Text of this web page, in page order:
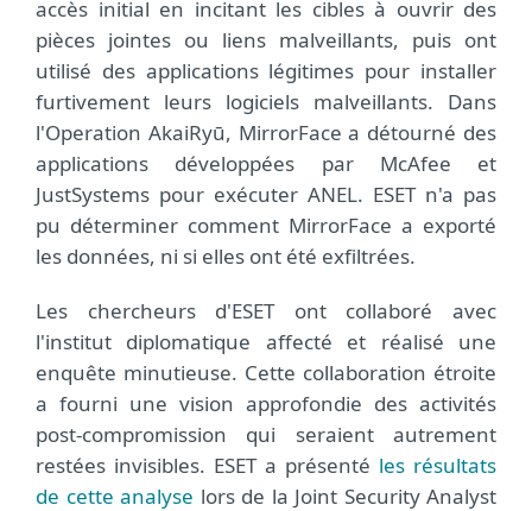
accès initial en incitant les cibles à ouvrir des
pièces jointes ou liens malveillants, puis ont
utilisé des applications légitimes pour installer
furtivement leurs logiciels malveillants. Dans
l'Operation AkaiRyū, MirrorFace a détourné des
applications développées par McAfee et
JustSystems pour exécuter ANEL. ESET n'a pas
pu déterminer comment MirrorFace a exporté
les données, ni si elles ont été exfiltrées.
Les chercheurs d'ESET ont collaboré avec
l'institut diplomatique affecté et réalisé une
enquête minutieuse. Cette collaboration étroite
a fourni une vision approfondie des activités
post-compromission qui seraient autrement
restées invisibles. ESET a présenté les résultats
de cette analyse lors de la Joint Security Analyst